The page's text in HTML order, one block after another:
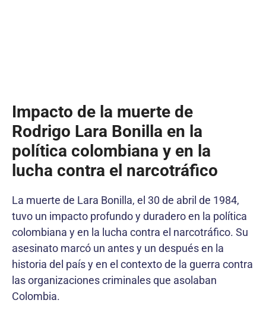
Impacto de la muerte de
Rodrigo Lara Bonilla en la
política colombiana y en la
lucha contra el narcotráfico
La muerte de Lara Bonilla, el 30 de abril de 1984,
tuvo un impacto profundo y duradero en la política
colombiana y en la lucha contra el narcotráfico. Su
asesinato marcó un antes y un después en la
historia del país y en el contexto de la guerra contra
las organizaciones criminales que asolaban
Colombia.